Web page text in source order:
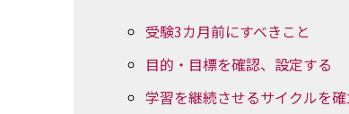
受験3カ月前にすべきこと
目的・目標を確認、設定する
学習を継続させるサイクルを